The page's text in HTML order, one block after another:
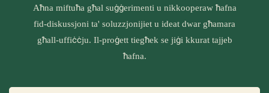
Aħna miftuħa għal suġġerimenti u nikkooperaw ħafna
fid-diskussjoni ta' soluzzjonijiet u ideat dwar għamara
għall-uffiċċju. Il-proġett tiegħek se jiġi kkurat tajjeb
ħafna.